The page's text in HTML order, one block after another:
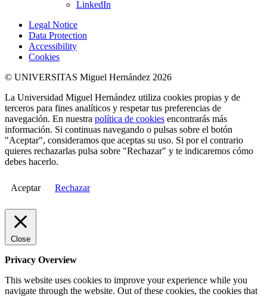
LinkedIn
Legal Notice
Data Protection
Accessibility
Cookies
© UNIVERSITAS Miguel Hernández 2026
La Universidad Miguel Hernández utiliza cookies propias y de
terceros para fines analíticos y respetar tus preferencias de
navegación. En nuestra política de cookies encontrarás más
información. Si continuas navegando o pulsas sobre el botón
"Aceptar", consideramos que aceptas su uso. Si por el contrario
quieres rechazarlas pulsa sobre "Rechazar" y te indicaremos cómo
debes hacerlo.
Aceptar Rechazar
Close
Privacy Overview
This website uses cookies to improve your experience while you
navigate through the website. Out of these cookies, the cookies that